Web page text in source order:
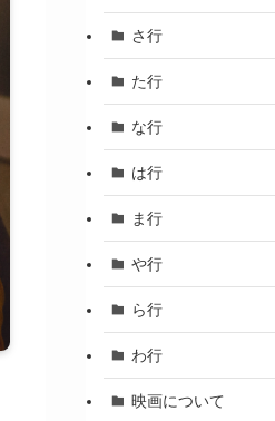
さ行
た行
な行
は行
ま行
や行
ら行
わ行
映画について